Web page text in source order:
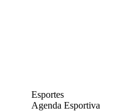
Esportes
Agenda Esportiva